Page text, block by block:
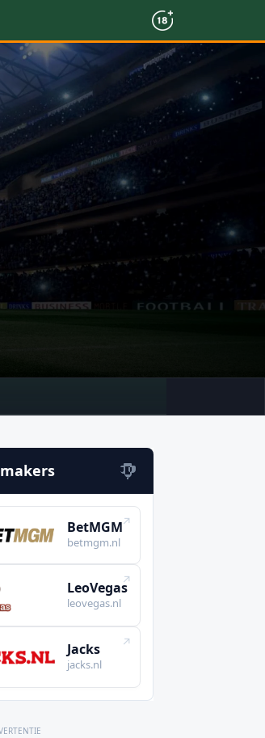
↗
BetMGM
betmgm.nl
↗
LeoVegas
leovegas.nl
↗
Jacks
jacks.nl